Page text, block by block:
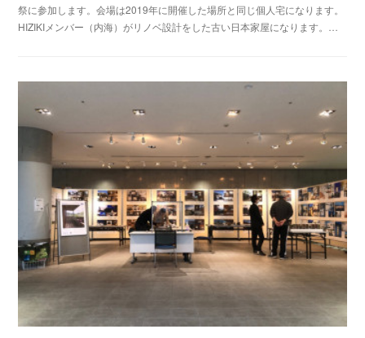
祭に参加します。会場は2019年に開催した場所と同じ個人宅になります。
HIZIKIメンバー（内海）がリノベ設計をした古い日本家屋になります。…